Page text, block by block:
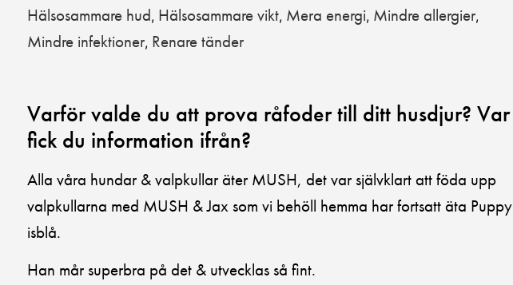
Hälsosammare hud, Hälsosammare vikt, Mera energi, Mindre allergier,
Mindre infektioner, Renare tänder
Varför valde du att prova råfoder till ditt husdjur? Var
fick du information ifrån?
Alla våra hundar & valpkullar äter MUSH, det var självklart att föda upp
valpkullarna med MUSH & Jax som vi behöll hemma har fortsatt äta Puppy
isblå.
Han mår superbra på det & utvecklas så fint.